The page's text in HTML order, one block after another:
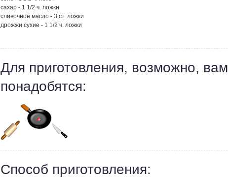
сахар - 1 1/2 ч. ложки
сливочное масло - 3 ст. ложки
дрожжи сухие - 1 1/2 ч. ложки
Для приготовления, возможно, вам
понадобятся:
Способ приготовления: